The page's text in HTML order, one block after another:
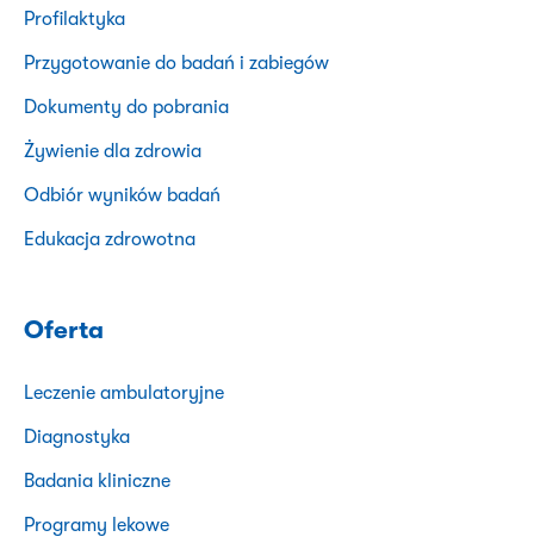
Profilaktyka
Przygotowanie do badań i zabiegów
Dokumenty do pobrania
Żywienie dla zdrowia
Odbiór wyników badań
Edukacja zdrowotna
Oferta
Leczenie ambulatoryjne
Diagnostyka
Badania kliniczne
Programy lekowe